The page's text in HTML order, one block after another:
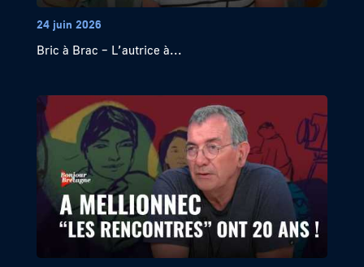
24 juin 2026
Bric à Brac – L’autrice à...